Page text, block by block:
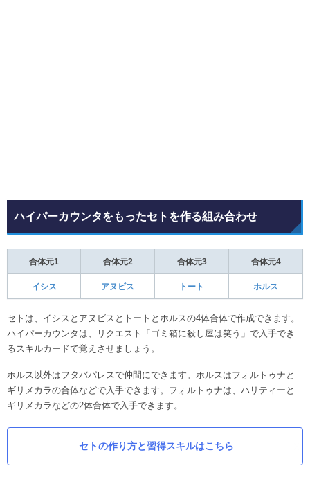
ハイパーカウンタをもったセトを作る組み合わせ
合体元1 合体元2 合体元3 合体元4
イシス アヌビス トート ホルス
セトは、イシスとアヌビスとトートとホルスの4体合体で作成できます。
ハイパーカウンタは、リクエスト「ゴミ箱に殺し屋は笑う」で入手でき
るスキルカードで覚えさせましょう。
ホルス以外はフタバパレスで仲間にできます。ホルスはフォルトゥナと
ギリメカラの合体などで入手できます。フォルトゥナは、ハリティーと
ギリメカラなどの2体合体で入手できます。
セトの作り方と習得スキルはこちら